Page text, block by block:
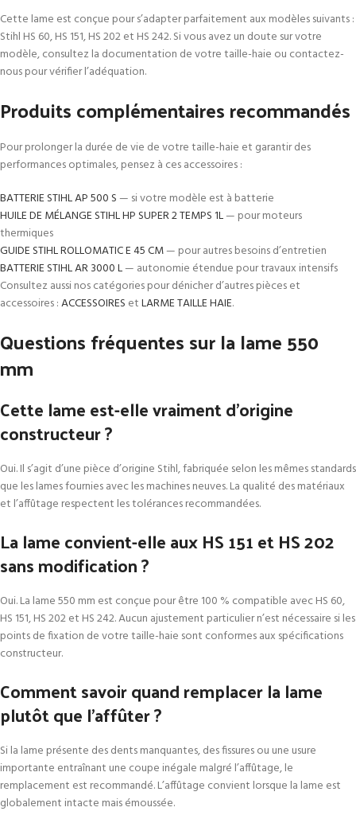
Cette lame est conçue pour s’adapter parfaitement aux modèles suivants :
Stihl HS 60, HS 151, HS 202 et HS 242. Si vous avez un doute sur votre
modèle, consultez la documentation de votre taille-haie ou contactez-
nous pour vérifier l’adéquation.
Produits complémentaires recommandés
Pour prolonger la durée de vie de votre taille-haie et garantir des
performances optimales, pensez à ces accessoires :
BATTERIE STIHL AP 500 S— si votre modèle est à batterie
HUILE DE MÉLANGE STIHL HP SUPER 2 TEMPS 1L— pour moteurs
thermiques
GUIDE STIHL ROLLOMATIC E 45 CM— pour autres besoins d’entretien
BATTERIE STIHL AR 3000 L— autonomie étendue pour travaux intensifs
Consultez aussi nos catégories pour dénicher d’autres pièces et
accessoires :ACCESSOIRES etLARME TAILLE HAIE.
Questions fréquentes sur la lame 550
mm
Cette lame est-elle vraiment d’origine
constructeur ?
Oui. Il s’agit d’une pièce d’origine Stihl, fabriquée selon les mêmes standards
que les lames fournies avec les machines neuves. La qualité des matériaux
et l’affûtage respectent les tolérances recommandées.
La lame convient-elle aux HS 151 et HS 202
sans modification ?
Oui. La lame 550 mm est conçue pour être 100 % compatible avec HS 60,
HS 151, HS 202 et HS 242. Aucun ajustement particulier n’est nécessaire si les
points de fixation de votre taille-haie sont conformes aux spécifications
constructeur.
Comment savoir quand remplacer la lame
plutôt que l’affûter ?
Si la lame présente des dents manquantes, des fissures ou une usure
importante entraînant une coupe inégale malgré l’affûtage, le
remplacement est recommandé. L’affûtage convient lorsque la lame est
globalement intacte mais émoussée.